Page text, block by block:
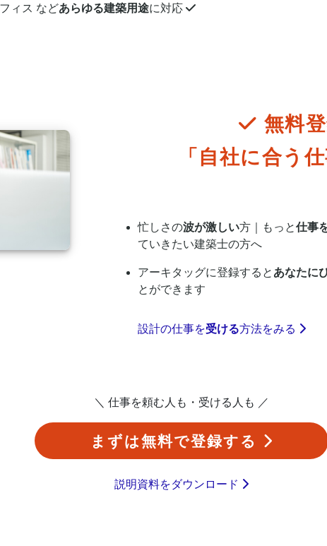
ィス などあらゆる建築用途に対応
無料
「自社に合う
忙しさの波が激しい方｜もっと仕事
ていきたい建築士の方へ
アーキタッグに登録すると あなたに
とができます
設計の仕事を受ける方法をみる
＼ 仕事を頼む人も・受ける人も ／
まずは無料で登録する
説明資料をダウンロード